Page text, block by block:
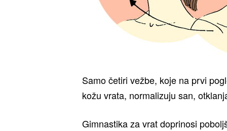
Samo četiri vežbe, koje na prvi
kožu vrata, normalizuju san,
Gimnastika za vrat doprinosi